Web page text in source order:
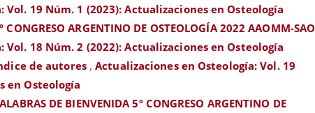
19 Núm. 1 (2023): Actualizaciones en Osteología
CONGRESO ARGENTINO DE OSTEOLOGÍA 2022 AAOMM-SAO
18 Núm. 2 (2022): Actualizaciones en Osteología
de autores ,Actualizaciones en Osteología: Vol. 19
en Osteología
DE BIENVENIDA 5º CONGRESO ARGENTINO DE